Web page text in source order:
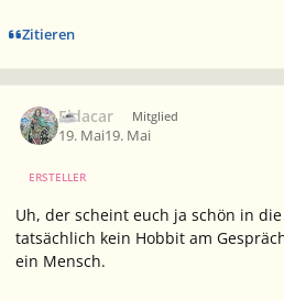
Zitieren
Eldacar Mitglied
19. Mai19. Mai
ERSTELLER
Uh, der scheint euch ja schön in
tatsächlich kein Hobbit am
ein Mensch.